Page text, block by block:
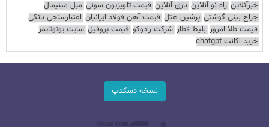
خبرآنلاین راه نو آنلاین بازی آنلاین قیمت تلویزیون سونی مبل مینیمال
جراح بینی گوشتی پرشین هتل قیمت آهن فولاد ایرانیان اعتبارسنجی بانکی
قیمت طلا امروز بلیط قطار شرکت رادوکو قیمت پروفیل سایت یوتوتایمز
خرید اکانت chatgpt
نسخه دسکتاپ